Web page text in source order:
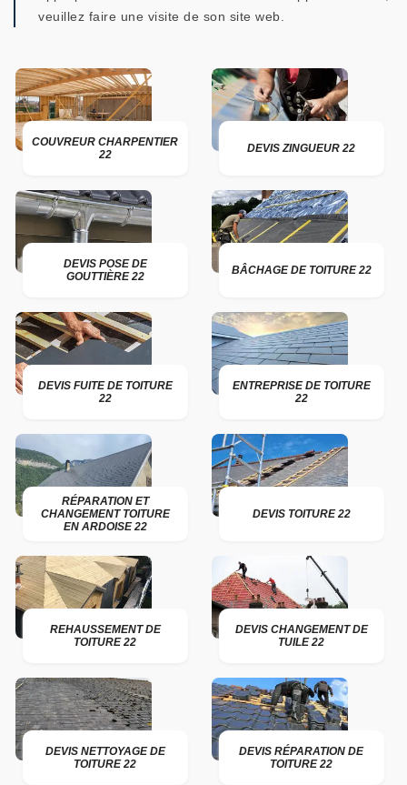
veuillez faire une visite de son site web.
COUVREUR CHARPENTIER
22
DEVIS ZINGUEUR 22
DEVIS POSE DE
GOUTTIÈRE 22
BÂCHAGE DE TOITURE 22
DEVIS FUITE DE TOITURE
22
ENTREPRISE DE TOITURE
22
RÉPARATION ET
CHANGEMENT TOITURE
EN ARDOISE 22
DEVIS TOITURE 22
REHAUSSEMENT DE
TOITURE 22
DEVIS CHANGEMENT DE
TUILE 22
DEVIS NETTOYAGE DE
TOITURE 22
DEVIS RÉPARATION DE
TOITURE 22